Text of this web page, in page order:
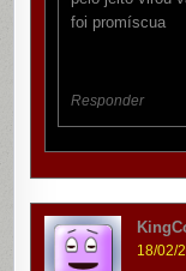
foi promíscua
Responder
18/02/